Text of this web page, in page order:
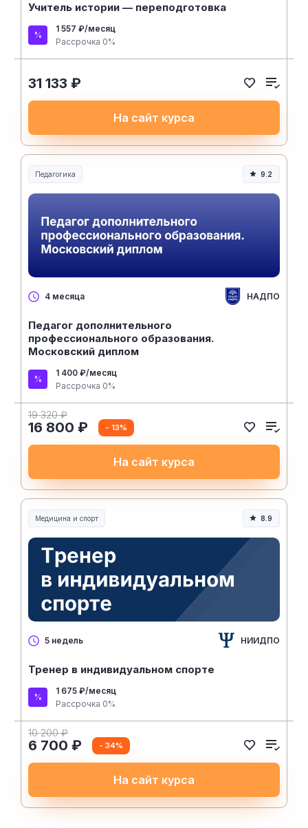
Учитель истории — переподготовка
1 557 ₽/месяц
Рассрочка 0%
31 133 ₽
На сайт курса
Педагогика
Образование и педагогика
9.2
4 месяца НАДПО
Педагог дополнительного
профессионального образования.
Московский диплом
1 400 ₽/месяц
Рассрочка 0%
19 320 ₽
16 800 ₽ - 13%
На сайт курса
Медицина и спорт
Медицина, спорт и здоровье
8.9
5 недель НИИДПО
Тренер в индивидуальном спорте
1 675 ₽/месяц
Рассрочка 0%
10 200 ₽
6 700 ₽ - 34%
На сайт курса